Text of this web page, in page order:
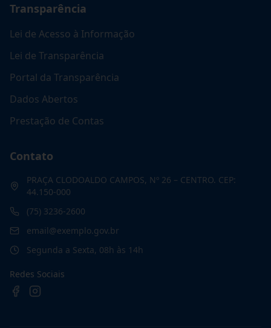
Transparência
Lei de Acesso à Informação
Lei de Transparência
Portal da Transparência
Dados Abertos
Prestação de Contas
Contato
PRAÇA CLODOALDO CAMPOS, Nº 26 – CENTRO. CEP:
44.150-000
(75) 3236-2600
email@exemplo.gov.br
Segunda a Sexta, 08h às 14h
Redes Sociais